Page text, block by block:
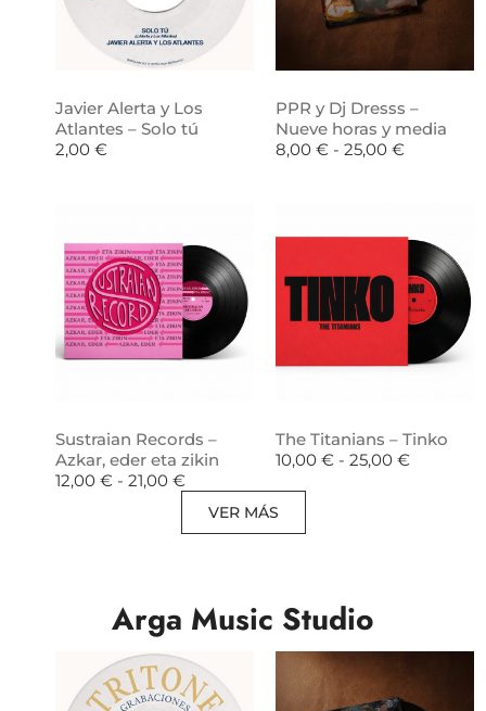
Javier Alerta y Los
Atlantes – Solo tú
2,00 €
PPR y Dj Dresss –
Nueve horas y media
8,00 € - 25,00 €
Sustraian Records –
Azkar, eder eta zikin
12,00 € - 21,00 €
The Titanians – Tinko
10,00 € - 25,00 €
VER MÁS
Arga Music Studio